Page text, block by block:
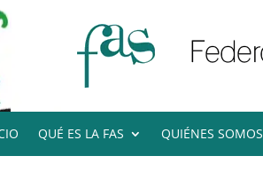
QUÉ ES LA FAS QUIÉNES SOMOS